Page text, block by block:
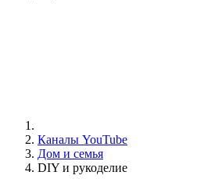
Каналы YouTube
Дом и семья
DIY и рукоделие